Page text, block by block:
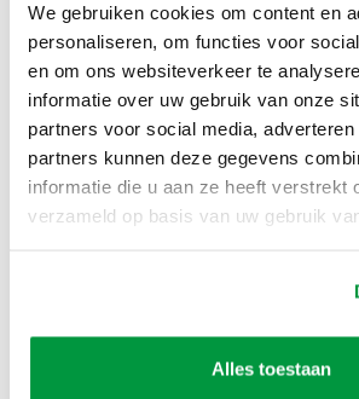
We gebruiken cookies om content en
personaliseren, om functies voor
en om ons websiteverkeer te
informatie over uw gebruik van onze
partners voor social media,
partners kunnen deze gegevens
informatie die u aan ze heeft verstrekt
verzameld op basis van uw gebruik
Alles toestaan
Omschrijving
Nog extra versiering nodig voor de
Versier het huis, tent, terrein of
jarige met de folie ballonnen.
Prijs is €2,75 exclusief btw
is ook mogelijk om dit product
Wijhe, Nieuwleusen, Dronten,